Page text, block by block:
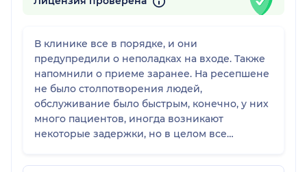
В клинике все в порядке, и они
предупредили о неполадках на входе. Также
напомнили о приеме заранее. На ресепшене
не было столпотворения людей,
обслуживание было быстрым, конечно, у них
много пациентов, иногда возникают
некоторые задержки, но в целом все
клиника. Единственное, что может смущать